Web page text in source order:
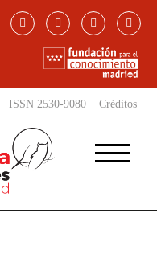
ISSN 2530-9080 Créditos